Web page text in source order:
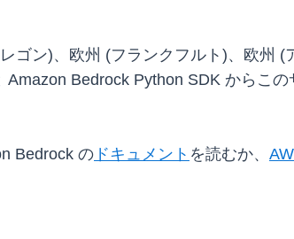
ゴン)、欧州 (フランクフルト)、欧州 (
Bedrock Python SDK からこの
Bedrock の ドキュメント を読むか、